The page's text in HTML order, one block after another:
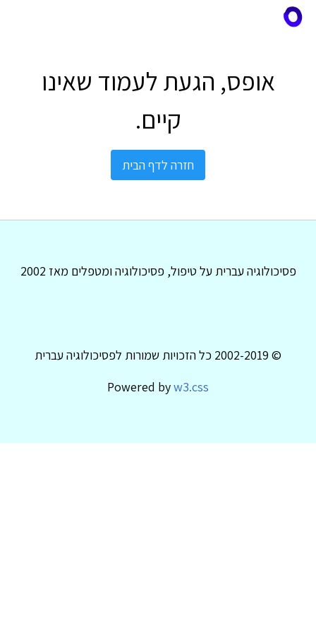
אופס, הגעת לעמוד שאינו
קיים.
חזרה לדף הבית
פסיכולוגיה עברית על טיפול, פסיכולוגיה ומטפלים מאז 2002
© 2002-2019 כל הזכויות שמורות לפסיכולוגיה עברית
Powered byw3.css